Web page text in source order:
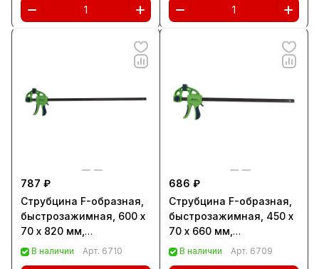
(20568)
787 ₽
Струбцина F-образная,
быстрозажимная, 600 х
70 х 820 мм,
пластиковый корпус,
В наличии Арт. 6710
686 ₽
Струбцина F-образная,
быстрозажимная, 450 х
70 х 660 мм,
пластиковый корпус,
В наличии Арт. 6709